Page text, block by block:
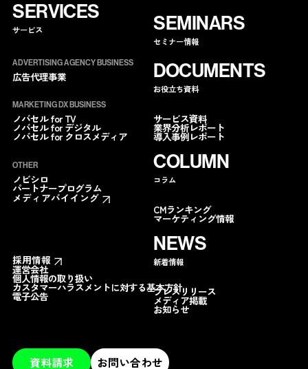
COLUMN
コラム
CMランキング
マーケティング情報
SERVICES
サービス
ADVERTISING AGENCY BUSINESS
広告代理事業
MARKETING DX BUSINESS
ノバセル for TV
ノバセル for デジタル
ノバセル for クロスメディア
OTHER
ノビシロ
パートナープログラム
メディアバイイング
NEWS
新着情報
プレスリリース
メディア掲載
お知らせ
SEMINARS
セミナー情報
DOCUMENTS
お役立ち資料
サービス資料
業界分析レポート
導入事例レポート
採用情報
運営会社
個人情報の取り扱い
カスタマーハラスメントに対する基本方針
電子公告
資料請求 お問い合わせ